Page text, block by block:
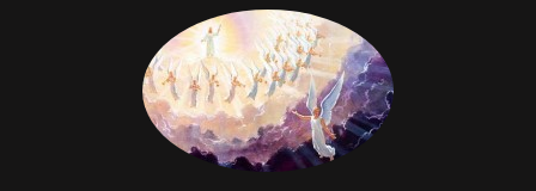
LA BELLE ESTHER, QUI SAIT SI CE N'EST POUR UN
TEMPS COMME CELUI-CI ?
46:09
LA GRANDE POTENCE DE SUSE, QUI Y SERA
PENDU ?
48:01